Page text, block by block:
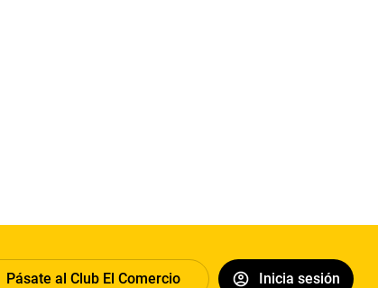
Pásate al Club El Comercio Inicia sesión